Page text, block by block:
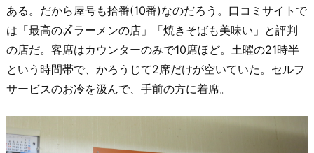
ある。だから屋号も拾番(10番)なのだろう。口コミサイトで
は「最高の〆ラーメンの店」「焼きそばも美味い」と評判
の店だ。客席はカウンターのみで10席ほど。土曜の21時半
という時間帯で、かろうじて2席だけが空いていた。セルフ
サービスのお冷を汲んで、手前の方に着席。